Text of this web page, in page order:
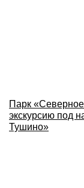
Парк
экскурсию под
Тушино»